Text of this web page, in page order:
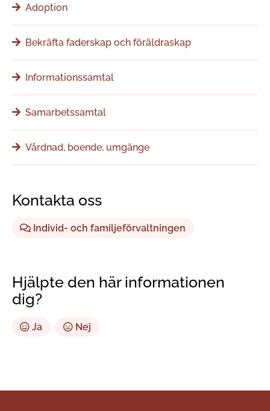
Adoption
Bekräfta faderskap och föräldraskap
Informationssamtal
Samarbetssamtal
Vårdnad, boende, umgänge
Kontakta oss
Individ- och familjeförvaltningen
Hjälpte den här informationen
dig?
Ja Nej